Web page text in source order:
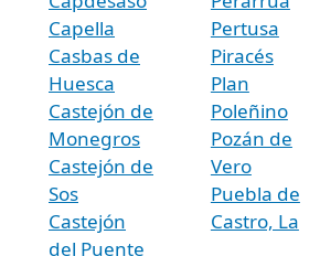
Capella
Casbas de
Huesca
Castejón de
Monegros
Castejón de
Sos
Castejón
del Puente
Pertusa
Piracés
Plan
Poleñino
Pozán de
Vero
Puebla de
Castro, La